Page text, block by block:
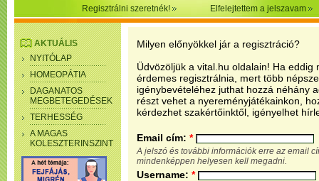
Regisztrálni szeretnék!
Elfelejtettem a jelszavam
AKTUÁLIS
NYITÓLAP
HOMEOPÁTIA
DAGANATOS
MEGBETEGEDÉSEK
TERHESSÉG
A MAGAS
KOLESZTERINSZINT
Milyen előnyökkel jár a regisztráció?
Üdvözöljük a vital.hu oldalain! Ha eddig
érdemes regisztrálnia, mert több
igénybevételéhez juthat hozzá néhány
részt vehet a nyereményjátékainkon,
kérdezhet szakértőinktől, igényelhet
Email cím: *
A jelszó és további információk erre az email
mindenképpen helyesen kell megadni.
Username: *